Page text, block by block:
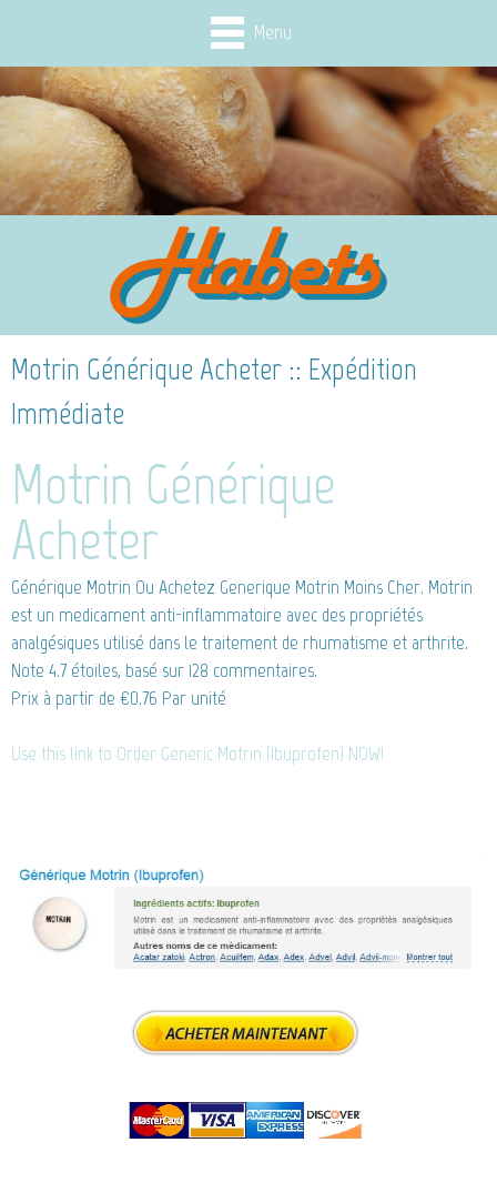
Menu
Motrin Générique Acheter :: Expédition
Immédiate
Motrin Générique
Acheter
Générique Motrin Ou Achetez Generique Motrin Moins Cher. Motrin
est un medicament anti-inflammatoire avec des propriétés
analgésiques utilisé dans le traitement de rhumatisme et arthrite.
Note 4.7 étoiles, basé sur 128 commentaires.
Prix à partir de €0.76 Par unité
Use this link to Order Generic Motrin (Ibuprofen) NOW!